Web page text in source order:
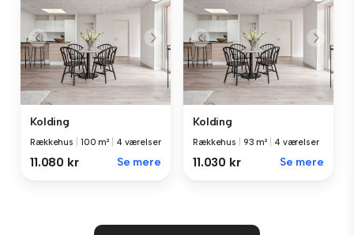
Kolding
Rækkehus 100 m² 4 værelser
11.080 kr Se mere
Kolding
Rækkehus 93 m² 4 værelser
11.030 kr Se mere